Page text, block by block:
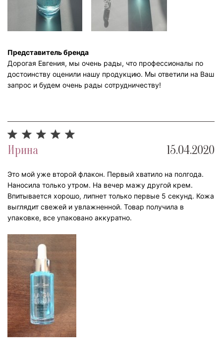
Представитель бренда
Дорогая Евгения, мы очень рады, что профессионалы по
достоинству оценили нашу продукцию. Мы ответили на Ваш
запрос и будем очень рады сотрудничеству!
Ирина 15.04.2020
Это мой уже второй флакон. Первый хватило на полгода.
Наносила только утром. На вечер мажу другой крем.
Впитывается хорошо, липнет только первые 5 секунд. Кожа
выглядит свежей и увлажненной. Товар получила в
упаковке, все упаковано аккуратно.